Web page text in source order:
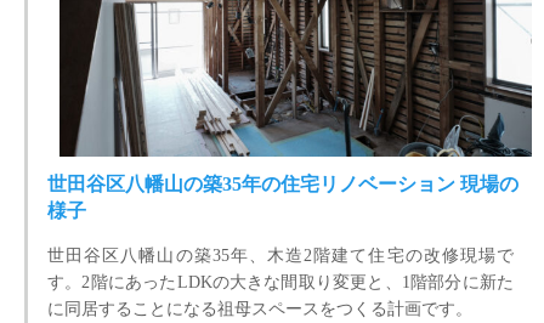
世田谷区八幡山の築35年の住宅リノベーション 現場の
様子
世田谷区八幡山の築35年、木造2階建て住宅の改修現場で
す。2階にあったLDKの大きな間取り変更と、1階部分に新た
に同居することになる祖母スペースをつくる計画です。